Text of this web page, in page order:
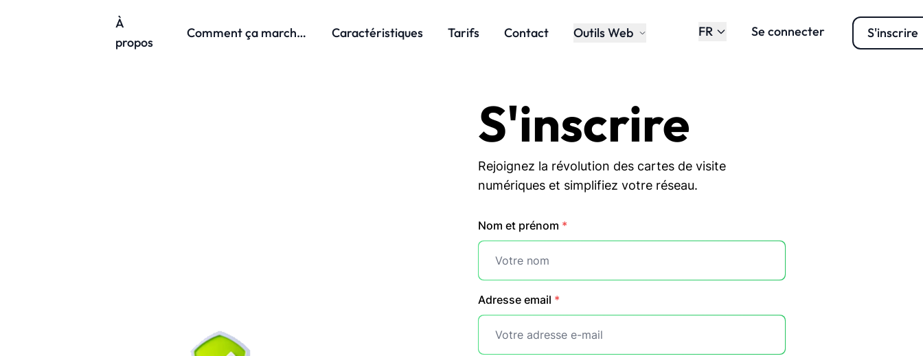
À
propos
Comment ça marche ? Caractéristiques Tarifs Contact Outils Web FR Se connecter S'inscrire
S'inscrire
Rejoignez la révolution des cartes de visite
numériques et simplifiez votre réseau.
Nom et prénom *
Adresse email *